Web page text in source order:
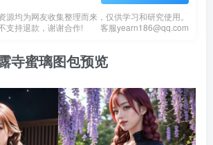
源均为网友收集整理而来，仅供学习和研究使用。
支持退款，谢谢合作!
客服yearn186@qq.com
寺蜜璃图包预览